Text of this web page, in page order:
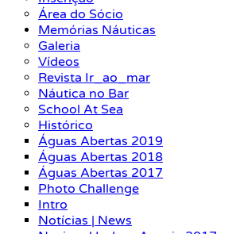
Área do Sócio
Memórias Náuticas
Galeria
Vídeos
Revista Ir_ao_mar
Náutica no Bar
School At Sea
Histórico
Águas Abertas 2019
Águas Abertas 2018
Águas Abertas 2017
Photo Challenge
Intro
Notícias | News